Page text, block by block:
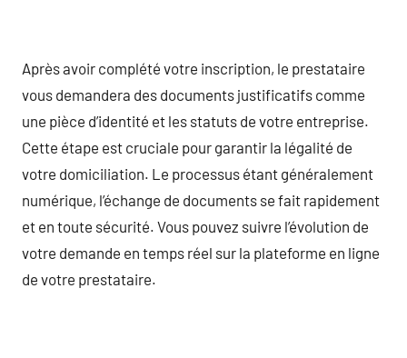
Après avoir complété votre inscription, le prestataire
vous demandera des documents justificatifs comme
une pièce d’identité et les statuts de votre entreprise.
Cette étape est cruciale pour garantir la légalité de
votre domiciliation. Le processus étant généralement
numérique, l’échange de documents se fait rapidement
et en toute sécurité. Vous pouvez suivre l’évolution de
votre demande en temps réel sur la plateforme en ligne
de votre prestataire.